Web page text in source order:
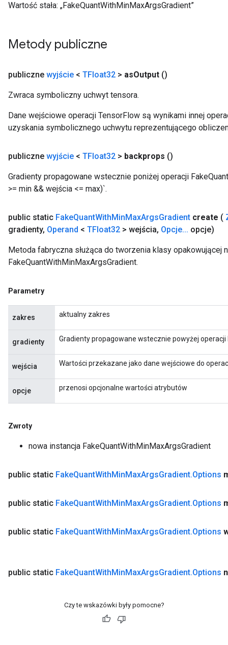
Wartość stała: „FakeQuantWithMinMaxArgsGradient”
Metody publiczne
publiczne wyjście < TFloat32 > asOutput ()
Zwraca symboliczny uchwyt tensora.
Dane wejściowe operacji TensorFlow są wynikami innej
uzyskania symbolicznego uchwytu reprezentującego
publiczne wyjście < TFloat32 > backprops ()
Gradienty propagowane wstecznie poniżej operacji
>= min && wejścia <= max)`.
public static FakeQuantWithMinMaxArgsGradient create (
gradienty, Operand < TFloat32 > wejścia, Opcje... opcje)
Metoda fabryczna służąca do tworzenia klasy opakowującej
FakeQuantWithMinMaxArgsGradient.
Parametry
zakres aktualny zakres
gradienty Gradienty propagowane wstecznie powyżej
wejścia Wartości przekazane jako dane wejściowe do
opcje przenosi opcjonalne wartości atrybutów
Zwroty
nowa instancja FakeQuantWithMinMaxArgsGradient
public static FakeQuantWithMinMaxArgsGradient.Options
public static FakeQuantWithMinMaxArgsGradient.Options
public static FakeQuantWithMinMaxArgsGradient.Options
public static FakeQuantWithMinMaxArgsGradient.Options
Czy te wskazówki były pomocne?